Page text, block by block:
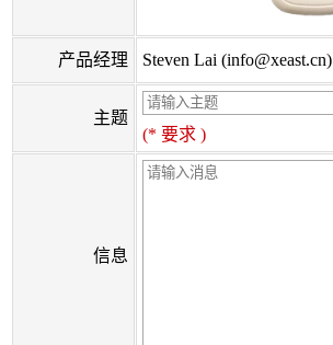
产品经理 Steven Lai (info@xeast.cn)
主题
(* 要求 )
信息